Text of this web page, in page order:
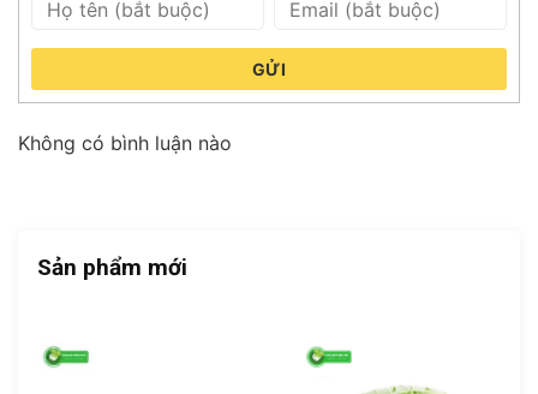
GỬI
Không có bình luận nào
Sản phẩm mới